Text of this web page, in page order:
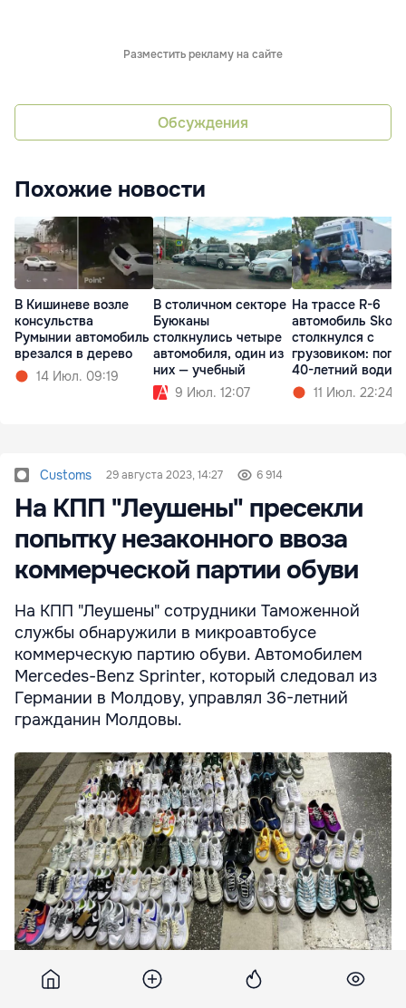
Разместить рекламу на сайте
Обсуждения
Похожие новости
В Кишиневе возле
консульства
Румынии автомобиль
врезался в дерево
14 Июл. 09:19
В столичном секторе
Буюканы
столкнулись четыре
автомобиля, один из
них — учебный
9 Июл. 12:07
На трассе R-6
автомобиль
столкнулся с
грузовиком:
40-летний
11 Июл. 22:24
Customs 29 августа 2023, 14:27 6 914
На КПП "Леушены" пресекли
попытку незаконного ввоза
коммерческой партии обуви
На КПП "Леушены" cотрудники Таможенной
службы обнаружили в микроавтобусе
коммерческую партию обуви. Автомобилем
Mercedes-Benz Sprinter, который следовал из
Германии в Молдову, управлял 36-летний
гражданин Молдовы.
На КПП "Леушены" пресекли незаконную попытку ввоза
коммерческой партии обуви.